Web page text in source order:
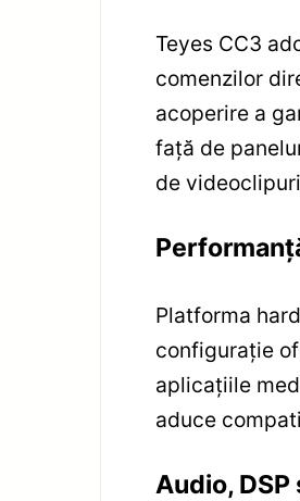
Teyes CC3
comenzilor
acoperire a
față de
de
Platforma
configurație
aplicațiile
aduce
Audio,